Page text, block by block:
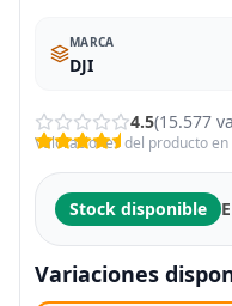
MARCA
DJI
4.5(15.577
Valoraciones del producto
Stock disponible
Variaciones